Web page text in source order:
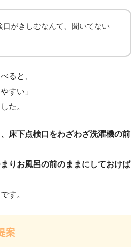
口がきしむなんて、聞いてない
ると、
すい」
た。
床下点検口をわざわざ洗濯機の前
りお風呂の前のままにしておけば
す。
案